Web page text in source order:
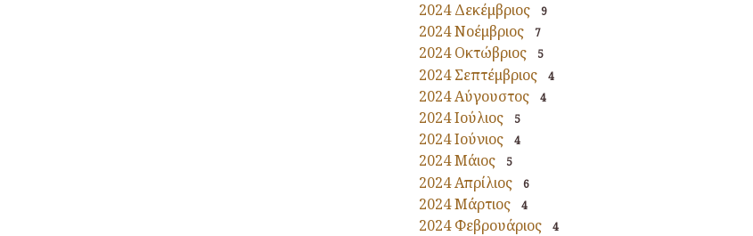
2024 Δεκέμβριος 9
2024 Νοέμβριος 7
2024 Οκτώβριος 5
2024 Σεπτέμβριος 4
2024 Αύγουστος 4
2024 Ιούλιος 5
2024 Ιούνιος 4
2024 Μάιος 5
2024 Απρίλιος 6
2024 Μάρτιος 4
2024 Φεβρουάριος 4